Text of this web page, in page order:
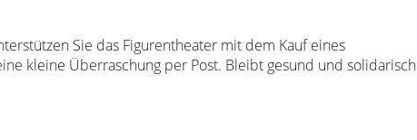
Sie das Figurentheater mit dem Kauf eines
kleine Überraschung per Post. Bleibt gesund und solidarisch